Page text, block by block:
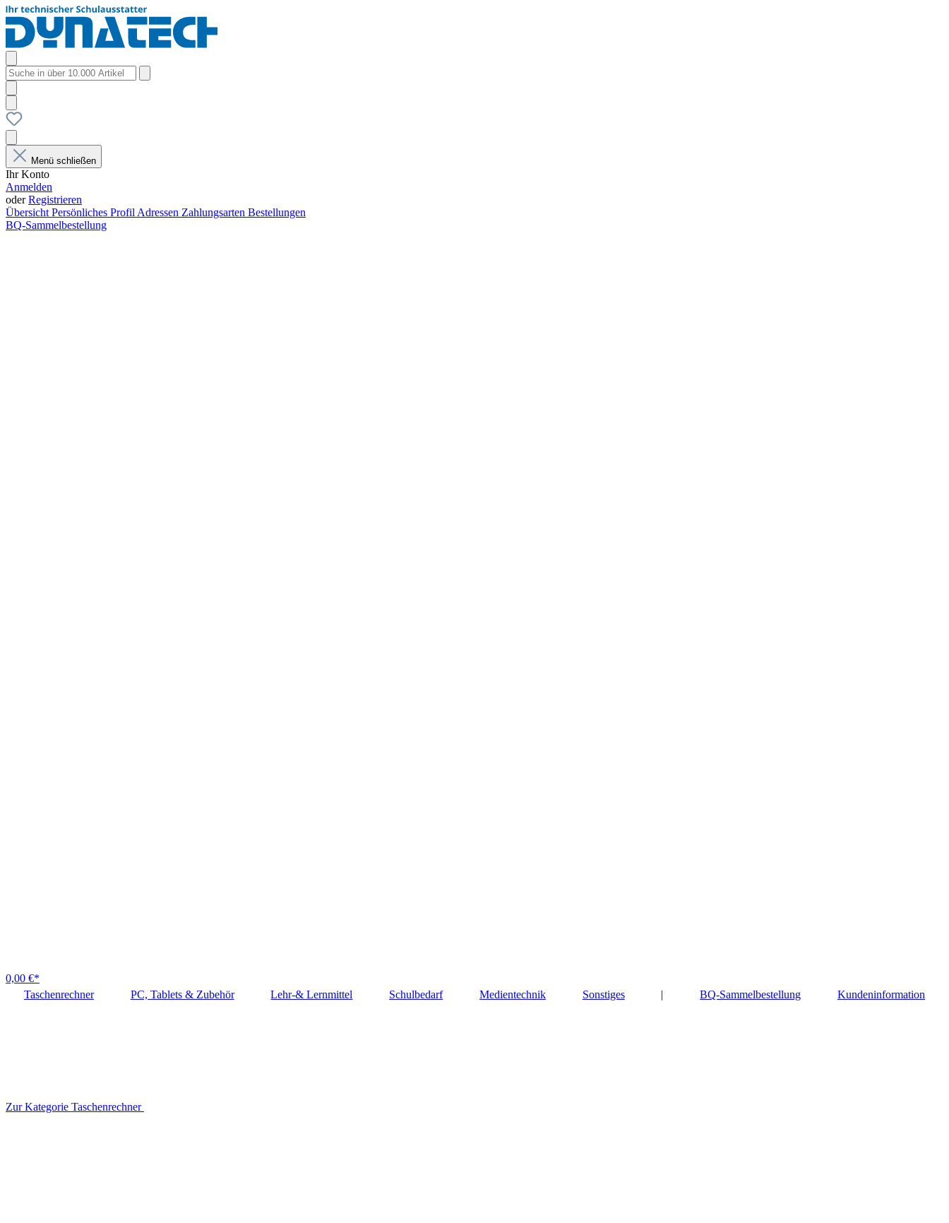
Menü schließen
Ihr Konto
Anmelden
oderRegistrieren
Übersicht Persönliches Profil Adressen Zahlungsarten Bestellungen
BQ-Sammelbestellung
0,00 €*
Taschenrechner
PC, Tablets & Zubehör Lehr-& Lernmittel Schulbedarf Medientechnik Sonstiges | BQ-Sammelbestellung Kundeninformation
Zur Kategorie Taschenrechner